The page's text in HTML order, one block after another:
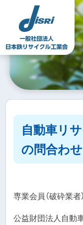
content
自動車リ
の問合わ
専業会員（破砕業者
公益財団法人自動